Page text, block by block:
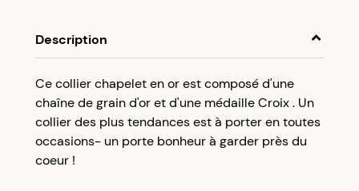
compte client et cumulez 5% de vos achats dans
votre cagnotte fidélité sans minimum d’achat.
Utilisez votre cagnotte de fidélité dès votre
prochaine commande à partir de 50€ d’achats.
Description
Ce collier chapelet en or est composé d'une
chaîne de grain d'or et d'une médaille Croix . Un
collier des plus tendances est à porter en toutes
occasions- un porte bonheur à garder près du
coeur !